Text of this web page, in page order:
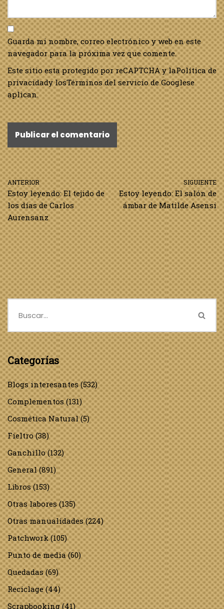
Guarda mi nombre, correo electrónico y web en este
navegador para la próxima vez que comente.
Este sitio esta protegido por reCAPTCHA y laPolítica de
privacidady losTérminos del servicio de Googlese
aplican.
ANTERIOR
Estoy leyendo: El tejido de
los días de Carlos
Aurensanz
SIGUIENTE
Estoy leyendo: El salón de
ámbar de Matilde Asensi
Categorías
Blogs interesantes(532)
Complementos(131)
Cosmética Natural(5)
Fieltro(38)
Ganchillo(132)
General(891)
Libros(153)
Otras labores(135)
Otras manualidades(224)
Patchwork(105)
Punto de media(60)
Quedadas(69)
Reciclage(44)
Scrapbooking(41)